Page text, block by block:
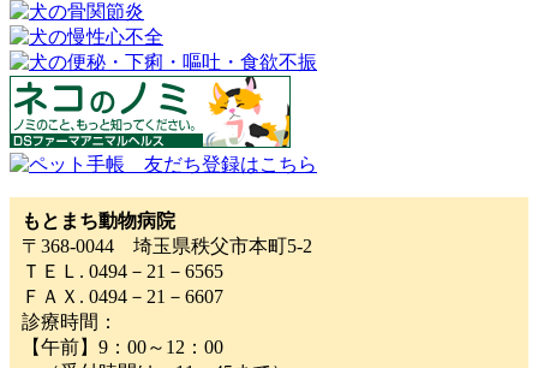
もとまち動物病院
〒368-0044 埼玉県秩父市本町5-2
ＴＥＬ. 0494－21－6565
ＦＡＸ. 0494－21－6607
診療時間：
【午前】9：00～12：00